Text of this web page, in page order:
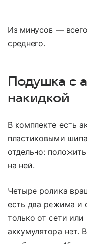
Из минусов —
среднего.
Подушка с
накидкой
В комплекте есть
пластиковыми
отдельно:
на ней.
Четыре ролика
есть два режима и
только от сети
аккумулятора нет.